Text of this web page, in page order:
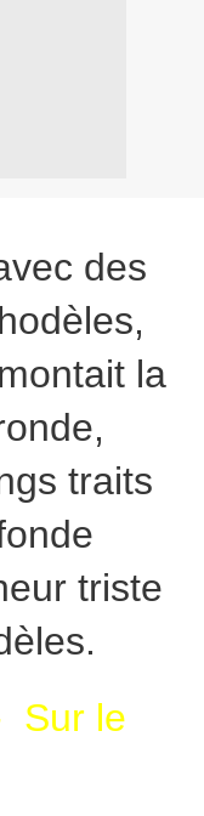
des
la
traits
triste
Sur le